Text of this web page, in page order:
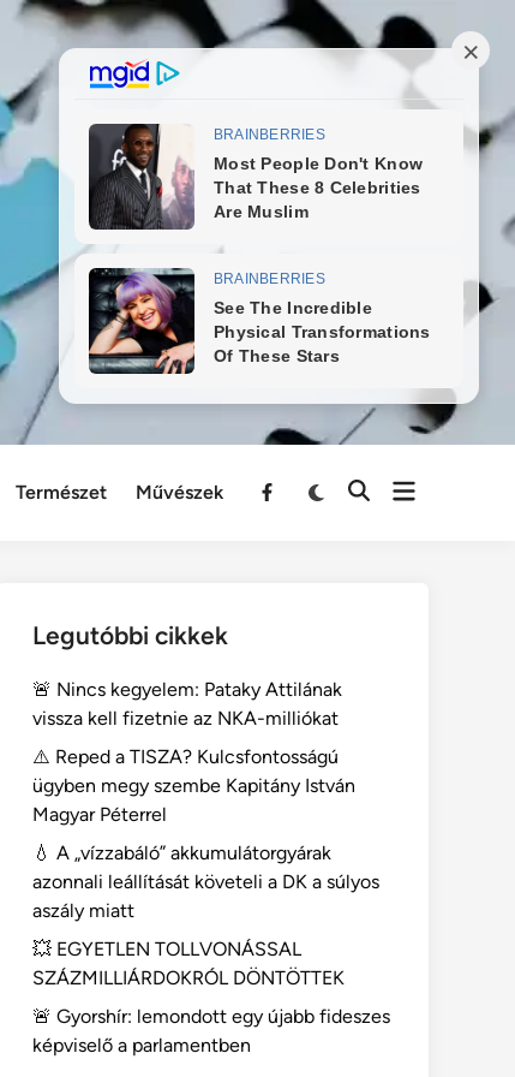
Természet Művészek
Menu
Legutóbbi cikkek
🚨 Nincs kegyelem: Pataky Attilának
vissza kell fizetnie az NKA-milliókat
⚠️ Reped a TISZA? Kulcsfontosságú
ügyben megy szembe Kapitány István
Magyar Péterrel
💧 A „vízzabáló” akkumulátorgyárak
azonnali leállítását követeli a DK a súlyos
aszály miatt
💥 EGYETLEN TOLLVONÁSSAL
SZÁZMILLIÁRDOKRÓL DÖNTÖTTEK
🚨 Gyorshír: lemondott egy újabb fideszes
képviselő a parlamentben